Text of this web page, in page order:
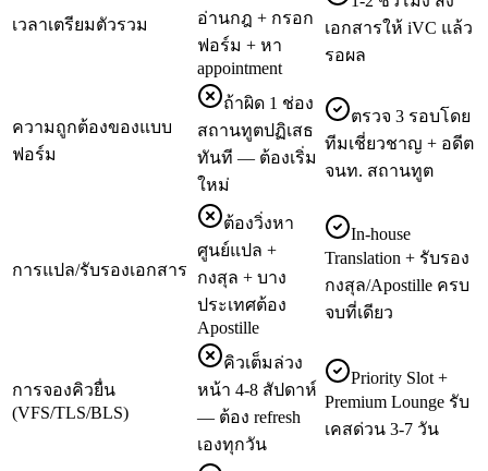
เวลาเตรียมตัวรวม
อ่านกฎ + กรอก
ฟอร์ม + หา
appointment
เอกสารให้ iVC แล้ว
รอผล
ความถูกต้องของแบบ
ฟอร์ม
ถ้าผิด 1 ช่อง
สถานทูตปฏิเสธ
ทันที — ต้องเริ่ม
ใหม่
ตรวจ 3 รอบโดย
ทีมเชี่ยวชาญ + อดีต
จนท. สถานทูต
การแปล/รับรองเอกสาร
ต้องวิ่งหา
ศูนย์แปล +
กงสุล + บาง
ประเทศต้อง
Apostille
In-house
Translation + รับรอง
กงสุล/Apostille ครบ
จบที่เดียว
การจองคิวยื่น
(VFS/TLS/BLS)
คิวเต็มล่วง
หน้า 4-8 สัปดาห์
— ต้อง refresh
เองทุกวัน
Priority Slot +
Premium Lounge รับ
เคสด่วน 3-7 วัน